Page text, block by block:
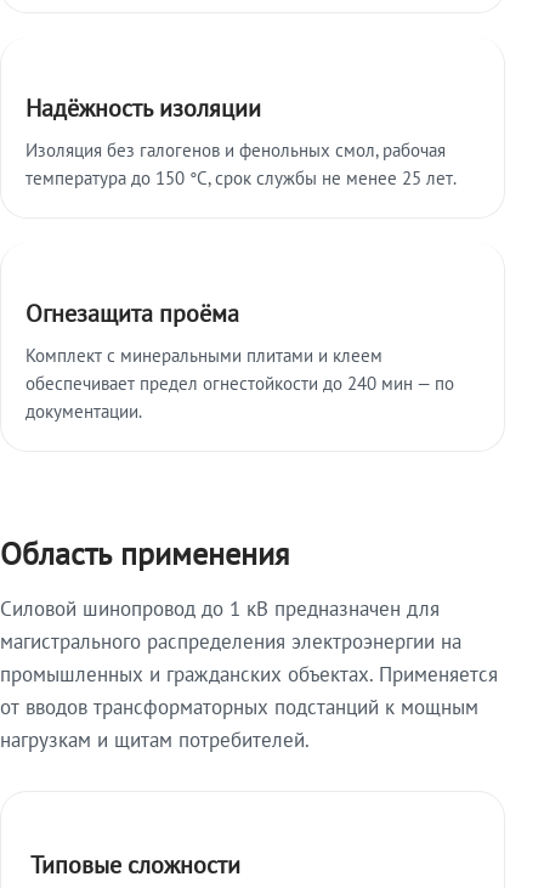
Надёжность изоляции
Изоляция без галогенов и фенольных смол, рабочая
температура до 150 °C, срок службы не менее 25 лет.
Огнезащита проёма
Комплект с минеральными плитами и клеем
обеспечивает предел огнестойкости до 240 мин — по
документации.
Область применения
Силовой шинопровод до 1 кВ предназначен для
магистрального распределения электроэнергии на
промышленных и гражданских объектах. Применяется
от вводов трансформаторных подстанций к мощным
нагрузкам и щитам потребителей.
Типовые сложности